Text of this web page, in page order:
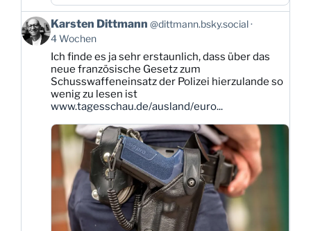
Beitrag
von
Karsten
Dittmann
Bluesky
ansehen
Karsten Dittmann @dittmann.bsky.social
4 Wochen
Ich finde es ja sehr erstaunlich, dass über das
neue französische Gesetz zum
Schusswaffeneinsatz der Polizei hierzulande so
wenig zu lesen ist
www.tagesschau.de/ausland/euro...